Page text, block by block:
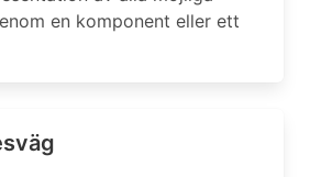
en komponent eller ett